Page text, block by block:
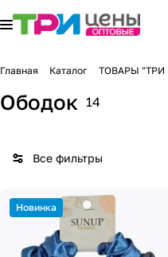
Главная Каталог ТОВАРЫ "ТРИ
Ободок 14
Все фильтры
Новинка